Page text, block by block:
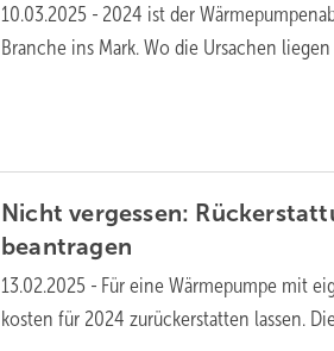
10.03.2025 - 2024 ist der
Bran­che ins Mark. Wo die Ur­sa­chen
Nicht vergessen:
beantragen
13.02.2025 - Für eine Wärmepumpe mit
kosten für 2024 zurück­erstatten lassen.